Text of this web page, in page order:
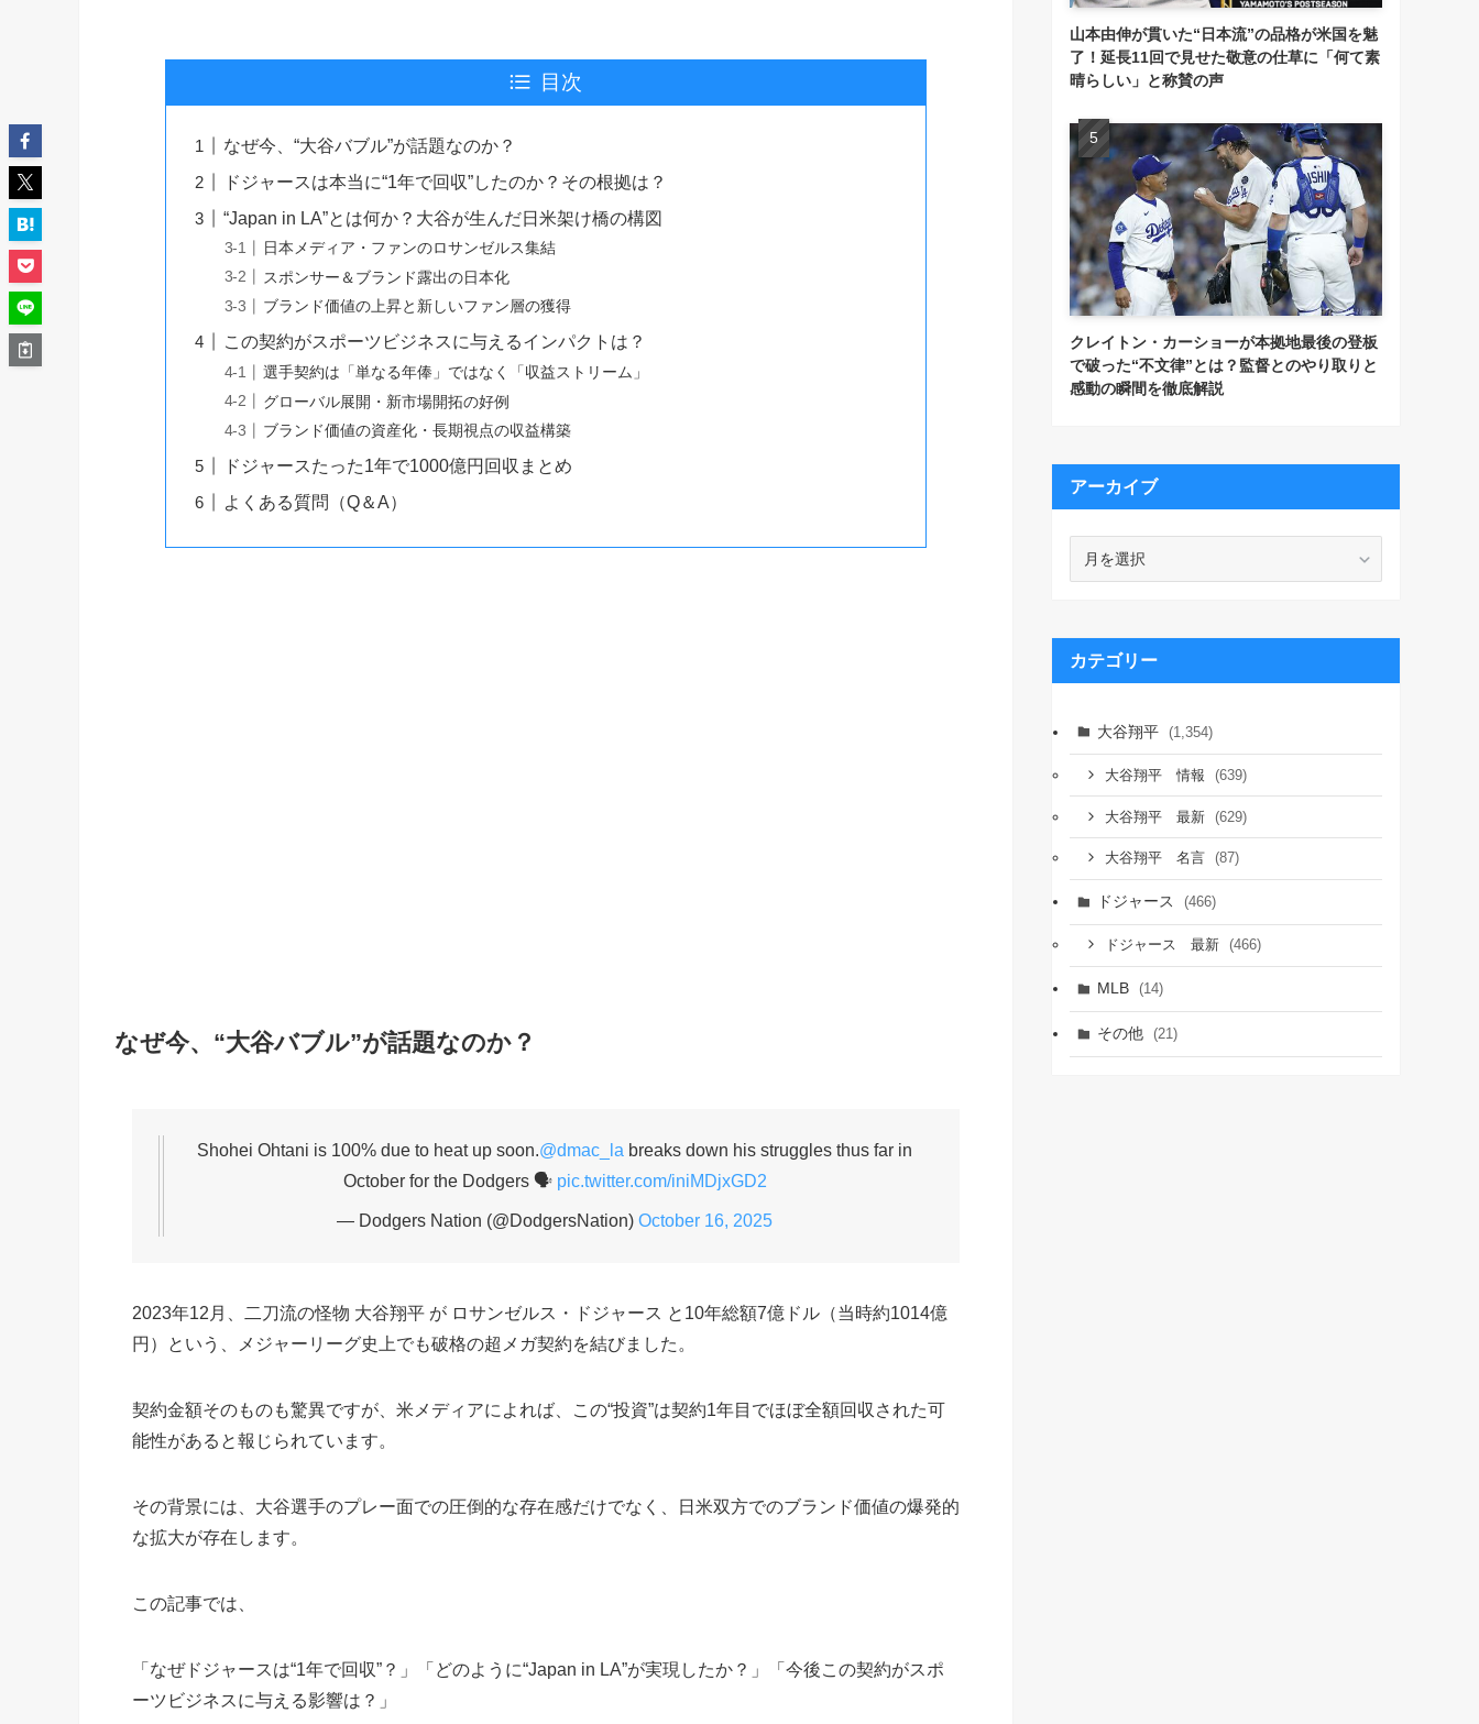
目次
なぜ今、“大谷バブル”が話題なのか？
ドジャースは本当に“1年で回収”したのか？その根拠は？
“Japan in LA”とは何か？大谷が生んだ日米架け橋の構図
日本メディア・ファンのロサンゼルス集結
スポンサー＆ブランド露出の日本化
ブランド価値の上昇と新しいファン層の獲得
この契約がスポーツビジネスに与えるインパクトは？
選手契約は「単なる年俸」ではなく「収益ストリーム」
グローバル展開・新市場開拓の好例
ブランド価値の資産化・長期視点の収益構築
ドジャースたった1年で1000億円回収まとめ
よくある質問（Q＆A）
なぜ今、“大谷バブル”が話題なのか？
Shohei Ohtani is 100% due to heat up soon.@dmac_la breaks down his struggles thus far in
October for the Dodgers 🗣️ pic.twitter.com/iniMDjxGD2
— Dodgers Nation (@DodgersNation) October 16, 2025
2023年12月、二刀流の怪物 大谷翔平 が ロサンゼルス・ドジャース と10年総額7億ドル（当時約1014億
円）という、メジャーリーグ史上でも破格の超メガ契約を結びました。
契約金額そのものも驚異ですが、米メディアによれば、この“投資”は契約1年目でほぼ全額回収された可
能性があると報じられています。
その背景には、大谷選手のプレー面での圧倒的な存在感だけでなく、日米双方でのブランド価値の爆発的
な拡大が存在します。
この記事では、
「なぜドジャースは“1年で回収”？」「どのように“Japan in LA”が実現したか？」「今後この契約がスポ
ーツビジネスに与える影響は？」
山本由伸が貫いた“日本流”の品格が米国を魅
了！延長11回で見せた敬意の仕草に「何て素
晴らしい」と称賛の声
クレイトン・カーショーが本拠地最後の登板
で破った“不文律”とは？監督とのやり取りと
感動の瞬間を徹底解説
アーカイブ
ブ
カテゴリー
大谷翔平 (1,354)
大谷翔平 情報 (639)
大谷翔平 最新 (629)
大谷翔平 名言 (87)
ドジャース (466)
ドジャース 最新 (466)
MLB (14)
その他 (21)